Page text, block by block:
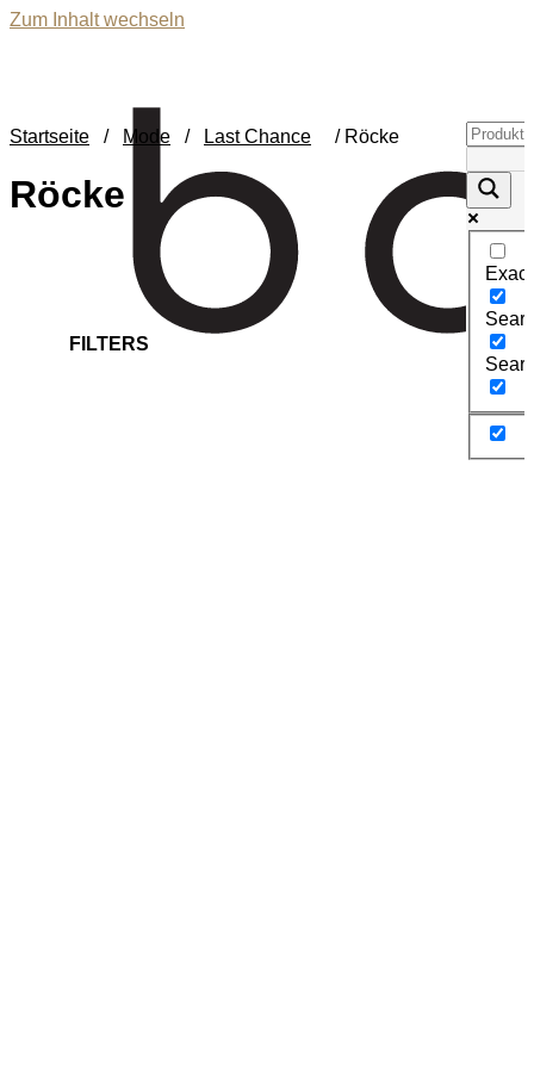
Zum Inhalt wechseln
Startseite / Mode / Last Chance / Röcke
Röcke
FILTERS